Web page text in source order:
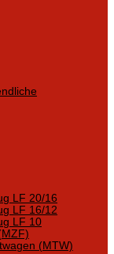
LF 20/16
LF 16/12
LF 10
(MTW)